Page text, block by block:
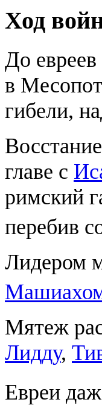
Ход
До
в
гибели,
главе с
римский
перебив
Лидером
Мятеж
Лидду,
Евреи